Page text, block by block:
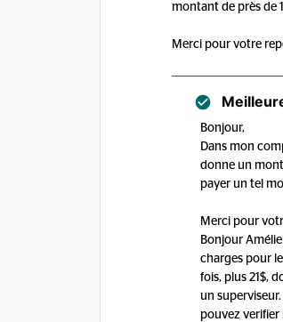
montant de près de
Merci pour votre
Bonjour,
Dans mon
donne un
payer un tel
Merci pour
Bonjour
charges pour
fois, plus 21$,
un
pouvez